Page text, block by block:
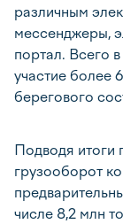
различным
мессенджеры,
портал. Всего
участие более
берегового
Подводя итоги
грузооборот
числе 8,2 млн